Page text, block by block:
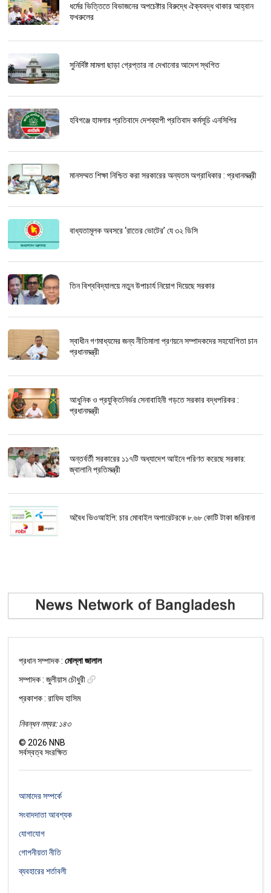
ধর্মের ভিত্তিতে বিভাজনের অপচেষ্টার বিরুদ্ধে ঐক্যবদ্ধ থাকার আহ্বান
ফখরুলের
সুনির্দিষ্ট মামলা ছাড়া গ্রেপ্তার না দেখানোর আদেশ স্থগিত
হবিগঞ্জে হামলার প্রতিবাদে দেশব্যাপী প্রতিবাদ কর্মসূচি এনসিপির
মানসম্মত শিক্ষা নিশ্চিত করা সরকারের অন্যতম অগ্রাধিকার : প্রধানমন্ত্রী
বাধ্যতামূলক অবসরে ‘রাতের ভোটের’ যে ৩২ ডিসি
তিন বিশ্ববিদ্যালয়ে নতুন উপাচার্য নিয়োগ দিয়েছে সরকার
স্বাধীন গণমাধ্যমের জন্য নীতিমালা প্রণয়নে সম্পাদকদের সহযোগিতা চান
প্রধানমন্ত্রী
আধুনিক ও প্রযুক্তিনির্ভর সেনাবাহিনী গড়তে সরকার বদ্ধপরিকর :
প্রধানমন্ত্রী
অন্তর্বর্তী সরকারের ১১৭টি অধ্যাদেশ আইনে পরিণত করেছে সরকার:
জ্বালানি প্রতিমন্ত্রী
অবৈধ ভিওআইপি: চার মোবাইল অপারেটরকে ৮.৬৮ কোটি টাকা জরিমানা
প্রধান সম্পাদক :মোল্লা জালাল
সম্পাদক :জুলীয়াস চৌধুরী
প্রকাশক : রাফিদ হাসিম
নিবন্ধন নম্বর: ১৪৩
©2026 NNB
সর্বস্বত্ব সংরক্ষিত
আমাদের সম্পর্কে
সংবাদদাতা আবশ্যক
যোগাযোগ
গোপনীয়তা নীতি
ব্যবহারের শর্তাবলী